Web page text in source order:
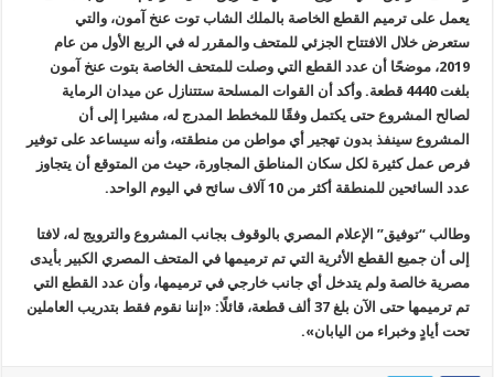
يعمل على ترميم القطع الخاصة بالملك الشاب توت عنخ آمون، والتي
ستعرض خلال الافتتاح الجزئي للمتحف والمقرر له في الربع الأول من عام
2019، موضحًا أن عدد القطع التي وصلت للمتحف الخاصة بتوت عنخ آمون
بلغت 4440 قطعة. وأكد أن القوات المسلحة ستتنازل عن ميدان الرماية
لصالح المشروع حتى يكتمل وفقًا للمخطط المدرج له، مشيرا إلى أن
المشروع سينفذ بدون تهجير أي مواطن من منطقته، وأنه سيساعد على توفير
فرص عمل كثيرة لكل سكان المناطق المجاورة، حيث من المتوقع أن يتجاوز
عدد السائحين للمنطقة أكثر من 10 آلاف سائح في اليوم الواحد.
وطالب “توفيق” الإعلام المصري بالوقوف بجانب المشروع والترويج له، لافتا
إلى أن جميع القطع الأثرية التي تم ترميمها في المتحف المصري الكبير بأيدى
مصرية خالصة ولم يتدخل أي جانب خارجي في ترميمها، وأن عدد القطع التي
تم ترميمها حتى الآن بلغ 37 ألف قطعة، قائلًا: «إننا نقوم فقط بتدريب العاملين
تحت أيادٍ وخبراء من اليابان».